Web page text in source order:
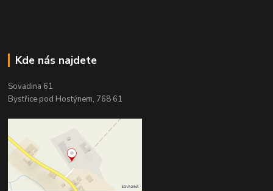
Kde nás najdete
Sovadina 61
Bystřice pod Hostýnem, 768 61